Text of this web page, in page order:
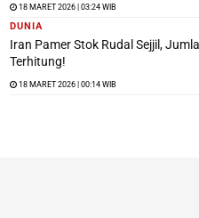
18 MARET 2026 | 03:24 WIB
DUNIA
Iran Pamer Stok Rudal Sejjil,
Terhitung!
18 MARET 2026 | 00:14 WIB